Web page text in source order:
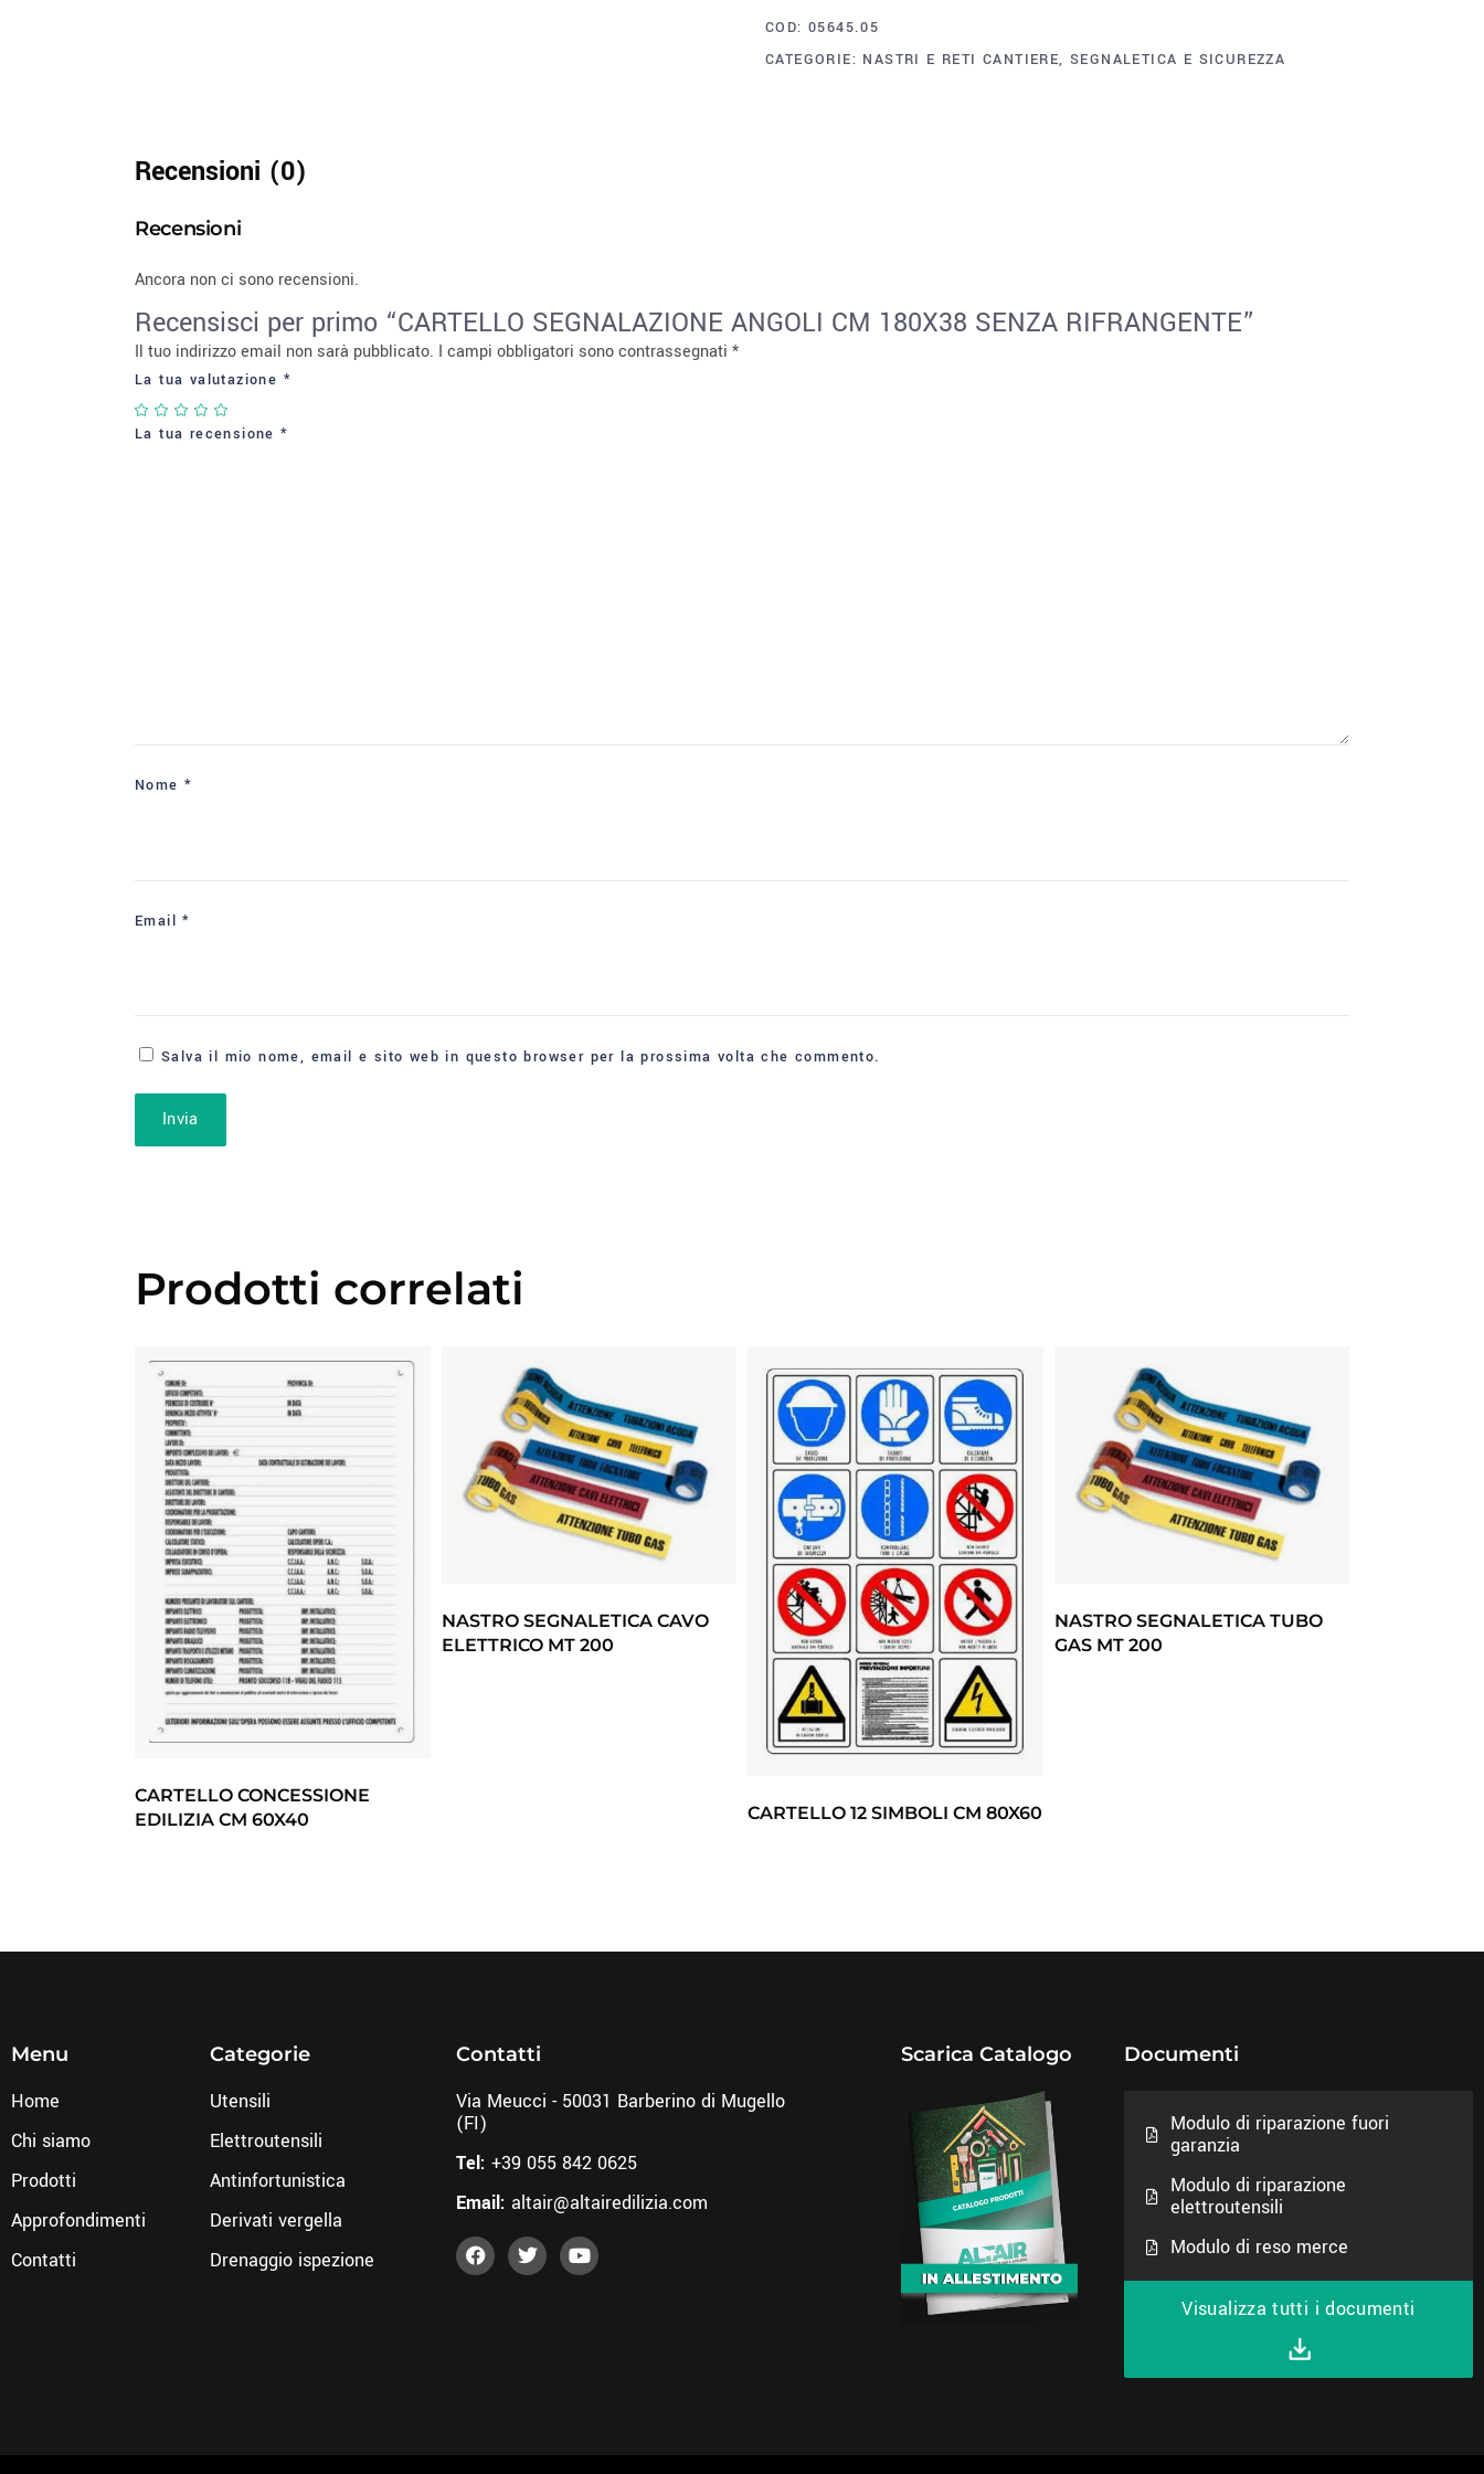
COD: 05645.05
CATEGORIE: NASTRI E RETI CANTIERE,SEGNALETICA E SICUREZZA
Recensioni (0)
Recensioni
Ancora non ci sono recensioni.
Recensisci per primo “CARTELLO SEGNALAZIONE ANGOLI CM 180X38 SENZA RIFRANGENTE”
Il tuo indirizzo email non sarà pubblicato. I campi obbligatori sono contrassegnati *
La tua valutazione *
La tua recensione*
Nome *
Email*
Salva il mio nome, email e sito web in questo browser per la prossima volta che commento.
Prodotti correlati
CARTELLO CONCESSIONE
EDILIZIA CM 60X40
NASTRO SEGNALETICA CAVO
ELETTRICO MT 200
CARTELLO 12 SIMBOLI CM 80X60
NASTRO SEGNALETICA TUBO
GAS MT 200
Menu
Home
Chi siamo
Prodotti
Approfondimenti
Contatti
Categorie
Utensili
Elettroutensili
Antinfortunistica
Derivati vergella
Drenaggio ispezione
Contatti
Via Meucci - 50031 Barberino di Mugello
(FI)
Tel: +39 055 842 0625
Email: altair@altairedilizia.com
Scarica Catalogo Documenti
Modulo di riparazione fuori
garanzia
Modulo di riparazione
elettroutensili
Modulo di reso merce
Visualizza tutti i documenti